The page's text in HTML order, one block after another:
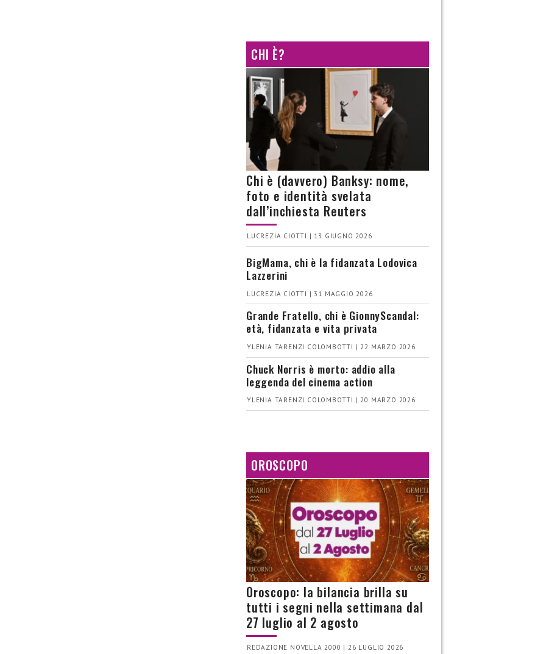
CHI È?
Chi è (davvero) Banksy: nome,
foto e identità svelata
dall’inchiesta Reuters
LUCREZIA CIOTTI | 13 GIUGNO 2026
BigMama, chi è la fidanzata Lodovica
Lazzerini
LUCREZIA CIOTTI | 31 MAGGIO 2026
Grande Fratello, chi è GionnyScandal:
età, fidanzata e vita privata
YLENIA TARENZI COLOMBOTTI | 22 MARZO 2026
Chuck Norris è morto: addio alla
leggenda del cinema action
YLENIA TARENZI COLOMBOTTI | 20 MARZO 2026
OROSCOPO
Oroscopo: la bilancia brilla su
tutti i segni nella settimana dal
27 luglio al 2 agosto
REDAZIONE NOVELLA 2000 | 26 LUGLIO 2026